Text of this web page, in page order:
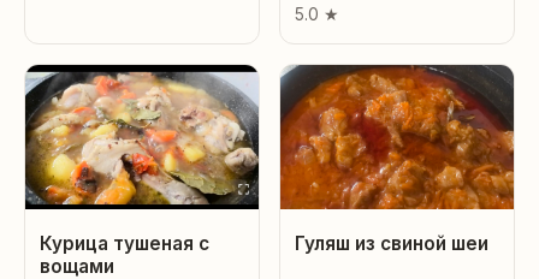
5.0 ★
Курица тушеная с
вощами
Гуляш из свиной шеи